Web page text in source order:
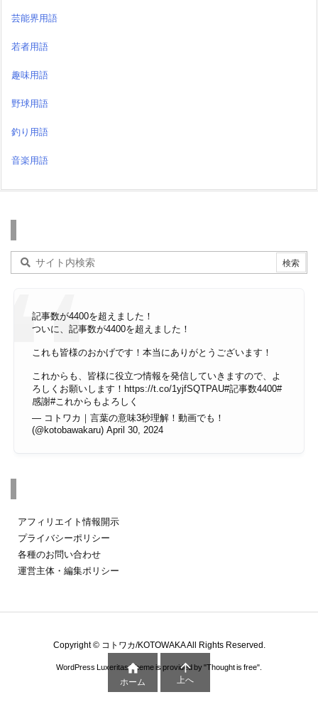
芸能界用語
若者用語
趣味用語
野球用語
釣り用語
音楽用語
記事数が4400を超えました！
ついに、記事数が4400を超えました！
これも皆様のおかげです！本当にありがとうございます！
これからも、皆様に役立つ情報を発信していきますので、よ
ろしくお願いします！ https://t.co/1yjfSQTPAU#記事数4400#
感謝#これからもよろしく
— コトワカ｜言葉の意味3秒理解！動画でも！
(@kotobawakaru) April 30, 2024
アフィリエイト情報開示
プライバシーポリシー
各種のお問い合わせ
運営主体・編集ポリシー
Copyright © コトワカ/KOTOWAKAAll Rights Reserved.
WordPress Luxeritas Theme is provided by "Thought is free".

ホーム

上へ